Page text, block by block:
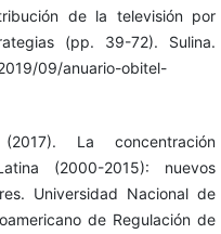
de la televisión por
(pp. 39-72). Sulina.
09/anuario-obitel-
La concentración
(2000-2015): nuevos
Universidad Nacional de
de Regulación de